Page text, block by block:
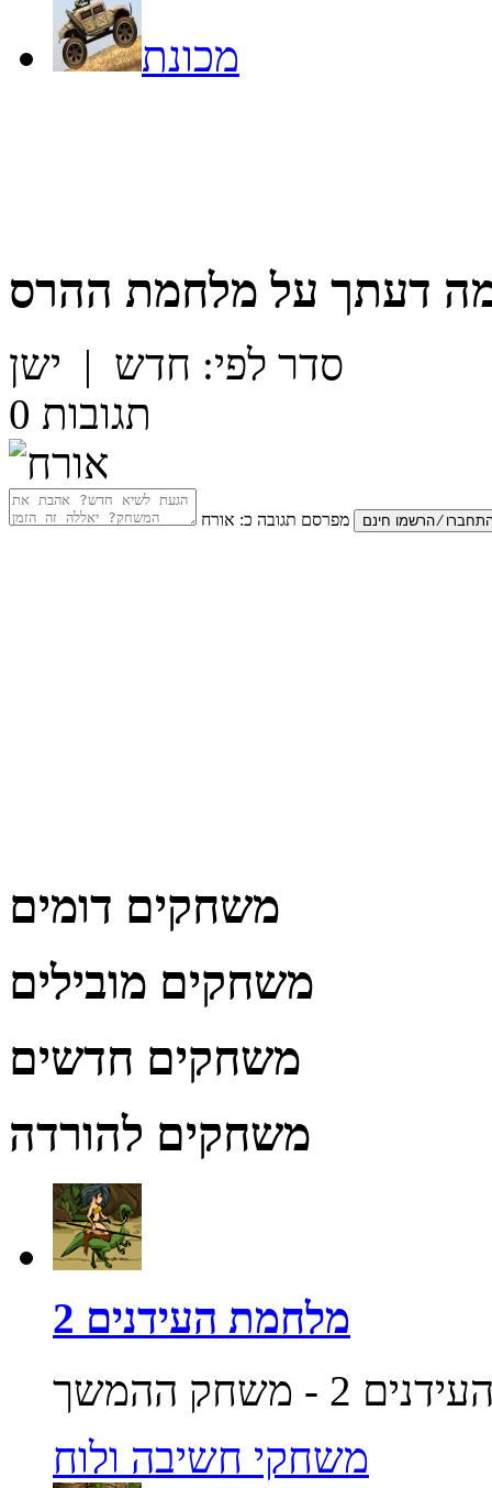
מכונת
דעתך על מלחמת ההרס
סדר לפי: חדש | ישן
0 תגובות
מפרסם תגובה כ: אורח
משחקים דומים
משחקים מובילים
משחקים חדשים
משחקים להורדה
מלחמת העידנים 2
משחקי חשיבה ולוח